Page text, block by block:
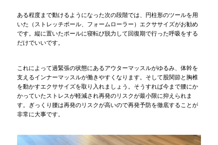
ある程度まで動けるようになった次の段階では、円柱形のツールを用
いた（ストレッチポール、フォームローラー）エクササイズがお勧め
です。縦に置いたポールに寝転び脱力して回復期で行った呼吸をする
だけでいいです。
これによって過緊張の状態にあるアウターマッスルがゆるみ、体幹を
支えるインナーマッスルが働きやすくなります。そして股関節と胸椎
を動かすエクササイズを取り入れましょう。そうすれば今まで腰にか
かっていたストレスが軽減され再発のリスクが最小限に抑えられま
す。ぎっくり腰は再発のリスクが高いので再発予防を徹底することが
非常に大事です。